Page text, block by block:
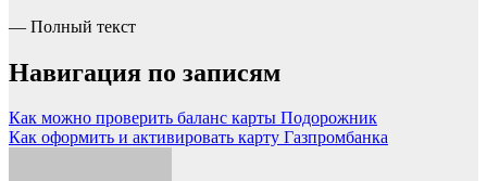
— Полный текст
Навигация по записям
Как можно проверить баланс карты Подорожник
Как оформить и активировать карту Газпромбанка